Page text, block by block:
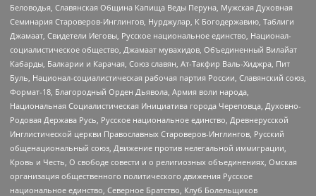
Беловодья, Славянская Община Капища Веды Перуна, Мужская Духовная
Семинария Староверов-Инглингов, Нурджулар, К Богодержавию, Таблиги
Джамаат, Свидетели Иеговы, Русское национальное единство, Национал-
социалистическое общество, Джамаат мувахидов, Объединенный Вилайат
Кабарды, Балкарии и Карачая, Союз славян, Ат-Такфир Валь-Хиджра, Пит
Буль, Национал-социалистическая рабочая партия России, Славянский союз,
Формат-18, Благородный Орден Дьявола, Армия воли народа,
Национальная Социалистическая Инициатива города Череповца, Духовно-
Родовая Держава Русь, Русское национальное единство, Древнерусской
Инглистической церкви Православных Староверов-Инглингов, Русский
общенациональный союз, Движение против нелегальной иммиграции,
Кровь и Честь, О свободе совести и о религиозных объединениях, Омская
организация общественного политического движения Русское
национальное единство, Северное Братство, Клуб Болельщиков